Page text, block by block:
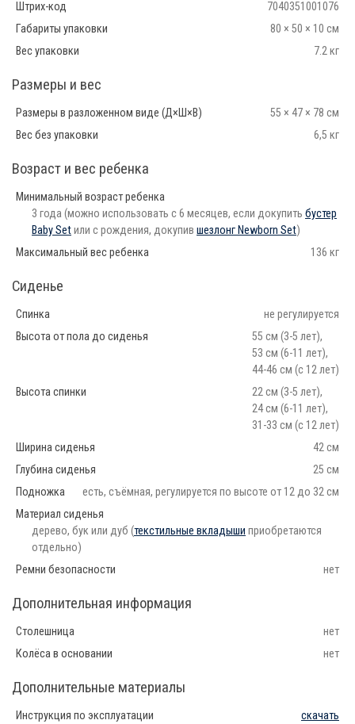
Штрих-код
7040351001076
Габариты упаковки
80 × 50 × 10 см
Вес упаковки
7.2 кг
Размеры и вес
Размеры в разложенном виде (Д×Ш×В)
55 × 47 × 78 см
Вес без упаковки
6,5 кг
Возраст и вес ребенка
Минимальный возраст ребенка
3 года (можно использовать с 6 месяцев, если докупить бустер
Baby Setили с рождения, докупив шезлонг Newborn Set)
Максимальный вес ребенка
136 кг
Сиденье
Спинка
не регулируется
Высота от пола до сиденья
55 см (3-5 лет),
53 см (6-11 лет),
44-46 см (с 12 лет)
Высота спинки
22 см (3-5 лет),
24 см (6-11 лет),
31-33 см (с 12 лет)
Ширина сиденья
42 см
Глубина сиденья
25 см
Подножка
есть, съёмная, регулируется по высоте от 12 до 32 см
Материал сиденья
дерево, бук или дуб (текстильные вкладыши приобретаются
отдельно)
Ремни безопасности
нет
Дополнительная информация
Столешница
нет
Колёса в основании
нет
Дополнительные материалы
Инструкция по эксплуатации скачать